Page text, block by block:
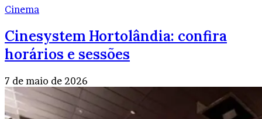
Cinema
Cinesystem Hortolândia: confira
horários e sessões
7 de maio de 2026